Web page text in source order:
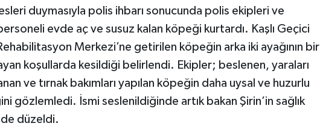
duymasıyla polis ihbarı sonucunda polis ekipleri ve
evde aç ve susuz kalan köpeği kurtardı. Kaşlı Geçici
Merkezi’ne getirilen köpeğin arka iki ayağının bir
koşullarda kesildiği belirlendi. Ekipler; beslenen, yaraları
ve tırnak bakımları yapılan köpeğin daha uysal ve huzurlu
gözlemledi. İsmi seslenildiğinde artık bakan Şirin’in sağlık
düzeldi.